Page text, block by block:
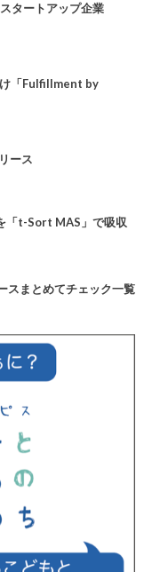
タートアップ企業
「Fulfillment by
ース
「t-Sort MAS」で吸収
スまとめてチェック一覧